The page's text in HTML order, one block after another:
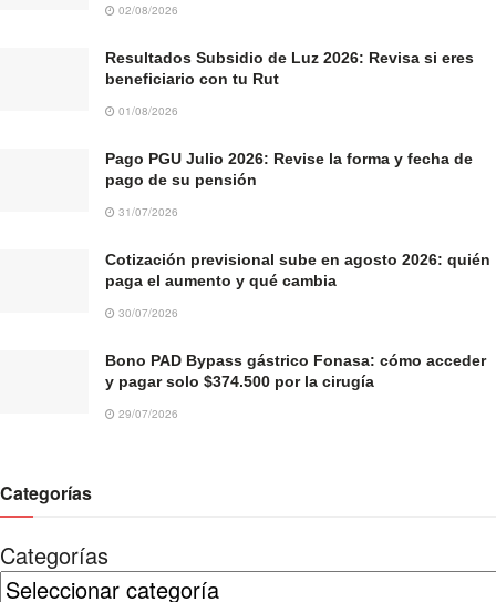
02/08/2026
Resultados Subsidio de Luz 2026: Revisa si eres
beneficiario con tu Rut
01/08/2026
Pago PGU Julio 2026: Revise la forma y fecha de
pago de su pensión
31/07/2026
Cotización previsional sube en agosto 2026: quién
paga el aumento y qué cambia
30/07/2026
Bono PAD Bypass gástrico Fonasa: cómo acceder
y pagar solo $374.500 por la cirugía
29/07/2026
Categorías
Categorías